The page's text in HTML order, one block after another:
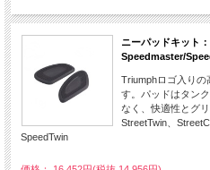
ニーパッドキット
Speedmaster/
Triumphロゴ入りの
す。パッドはタン
なく、快適性とグ
StreetTwin、
SpeedTwin